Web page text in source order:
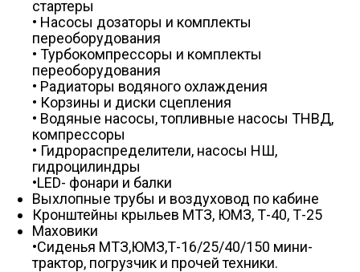
стартеры
• Насосы дозаторы и комплекты
переоборудования
• Турбокомпрессоры и комплекты
переоборудования
• Радиаторы водяного охлаждения
• Корзины и диски сцепления
• Водяные насосы, топливные насосы ТНВД,
компрессоры
• Гидрораспределители, насосы НШ,
гидроцилиндры
•LED- фонари и балки
Выхлопные трубы и воздуховод по кабине
Кронштейны крыльев МТЗ, ЮМЗ, Т-40, Т-25
Маховики
•Сиденья МТЗ,ЮМЗ,Т-16/25/40/150 мини-
трактор, погрузчик и прочей техники.